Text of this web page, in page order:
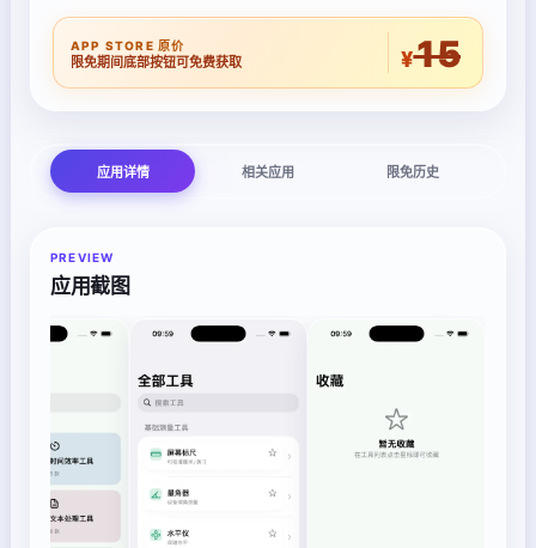
APP STORE 原价
限免期间底部按钮可免费获取 ¥15
应用详情 相关应用 限免历史
PREVIEW
应用截图